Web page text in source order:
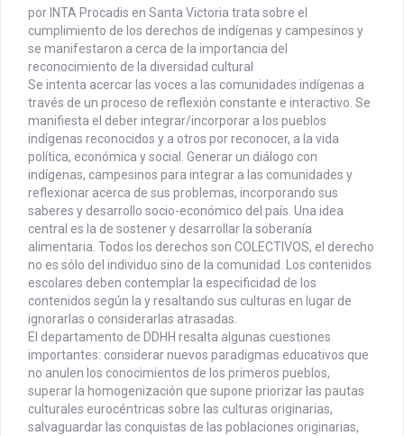
por INTA Procadis en Santa Victoria trata sobre el
cumplimiento de los derechos de indígenas y campesinos y
se manifestaron a cerca de la importancia del
reconocimiento de la diversidad cultural
Se intenta acercar las voces a las comunidades indígenas a
través de un proceso de reflexión constante e interactivo. Se
manifiesta el deber integrar/incorporar a los pueblos
indígenas reconocidos y a otros por reconocer, a la vida
política, económica y social. Generar un diálogo con
indígenas, campesinos para integrar a las comunidades y
reflexionar acerca de sus problemas, incorporando sus
saberes y desarrollo socio-económico del país. Una idea
central es la de sostener y desarrollar la soberanía
alimentaria. Todos los derechos son COLECTIVOS, el derecho
no es sólo del individuo sino de la comunidad. Los contenidos
escolares deben contemplar la especificidad de los
contenidos según la y resaltando sus culturas en lugar de
ignorarlas o considerarlas atrasadas.
El departamento de DDHH resalta algunas cuestiones
importantes: considerar nuevos paradigmas educativos que
no anulen los conocimientos de los primeros pueblos,
superar la homogenización que supone priorizar las pautas
culturales eurocéntricas sobre las culturas originarias,
salvaguardar las conquistas de las poblaciones originarias,